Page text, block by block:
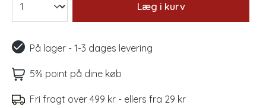
Læg i kurv
På lager - 1-3 dages levering
5% point på dine køb
Fri fragt over 499 kr - ellers fra 29 kr